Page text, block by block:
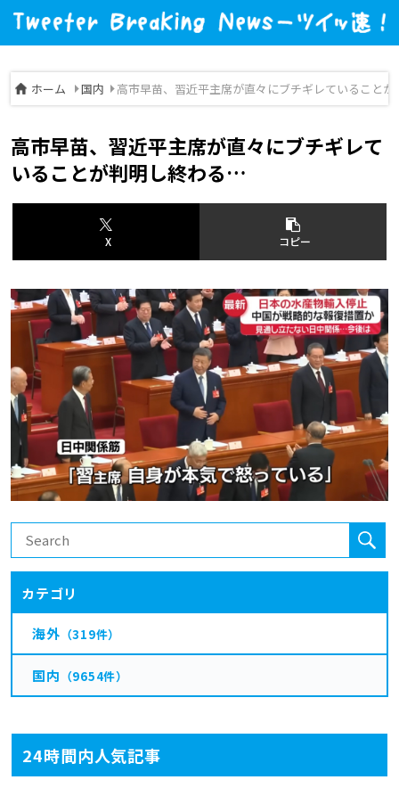
ホーム 国内 高市早苗、習近平主席が直々にブチギレていること
24時間内人気記事
高市早苗、習近平主席が直々にブチギレて
いることが判明し終わる…
X コピー
カテゴリ
海外 （319件）
国内 （9654件）